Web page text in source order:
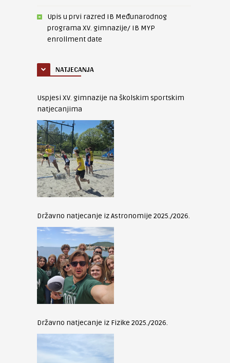
Upis u prvi razred IB Međunarodnog
programa XV. gimnazije/ IB MYP
enrollment date
NATJECANJA
Uspjesi XV. gimnazije na školskim sportskim
natjecanjima
Državno natjecanje iz Astronomije 2025./2026.
Državno natjecanje iz Fizike 2025./2026.